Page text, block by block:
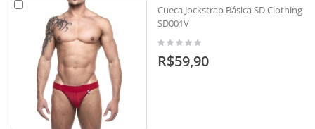
Cueca Jockstrap Básica SD Clothing -
SD001V
R$59,90